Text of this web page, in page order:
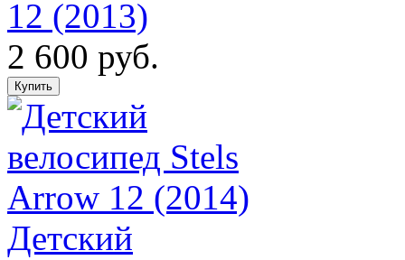
12 (2013)
2 600 руб.
Детский